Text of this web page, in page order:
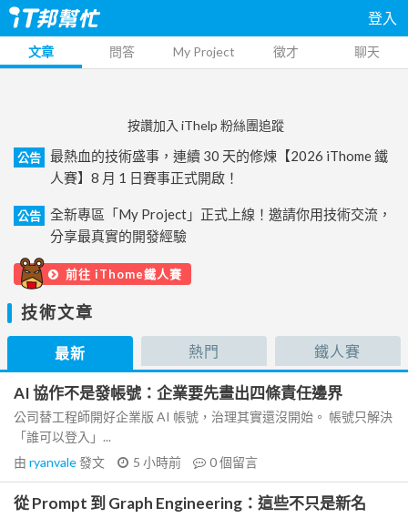
登入
文章 問答 My Project 徵才 聊天
按讚加入 iThelp 粉絲團追蹤
公告
最熱血的技術盛事，連續 30 天的修煉【2026 iThome 鐵
人賽】8 月 1 日賽事正式開啟！
公告
全新專區「My Project」正式上線！邀請你用技術交流，
分享最真實的開發經驗
前往 iThome鐵人賽
技術文章
最新 熱門 鐵人賽
AI 協作不是發帳號：企業要先畫出四條責任邊界
公司替工程師開好企業版 AI 帳號，治理其實還沒開始。 帳號只解決
「誰可以登入」...
由 ryanvale發文 5 小時前 0個留言
從 Prompt 到 Graph Engineering：這些不只是新名